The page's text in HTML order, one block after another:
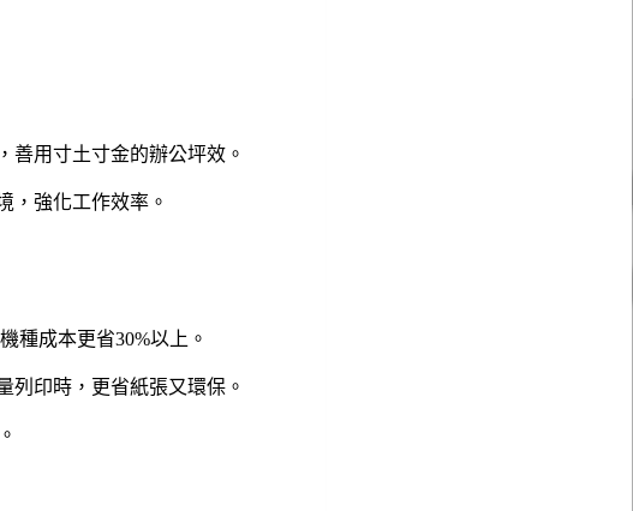
善用寸土寸金的辦公坪效。
，強化工作效率。
種成本更省30%以上。
列印時，更省紙張又環保。